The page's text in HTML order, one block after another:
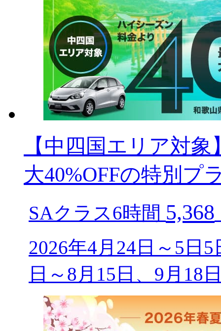
【中四国エリア対
大40%OFFの特別プ
SAクラス6時間 5,368
2026年4月24日～5日
日～8月15日、9月18